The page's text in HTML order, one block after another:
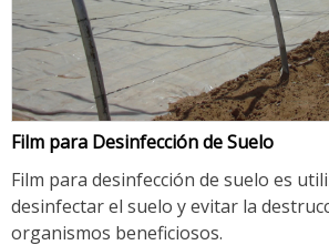
Film para Desinfección de Suelo
Film para desinfección de suelo es
desinfectar el suelo y evitar la
organismos beneficiosos.